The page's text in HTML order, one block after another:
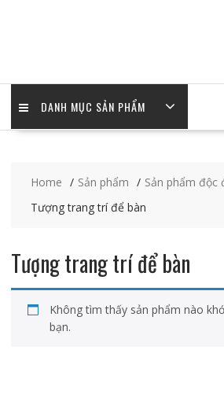
DANH MỤC SẢN PHẨM
Home Sản phẩm
Sản phẩm độc
Tượng trang trí để bàn
Tượng trang trí để bàn
Không tìm thấy sản phẩm nào
bạn.